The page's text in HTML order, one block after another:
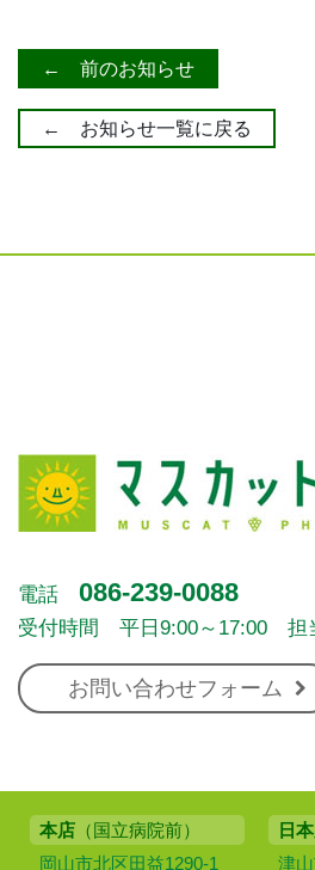
← 前のお知らせ
← お知らせ一覧に戻る
電話 086-239-0088
受付時間 平日9:00～17:00 担
お問い合わせフォーム
本店 （国立病院前）
岡山市北区田益1290-1
日
津